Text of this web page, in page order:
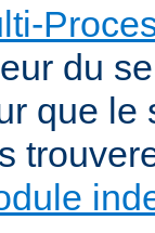
du
que le